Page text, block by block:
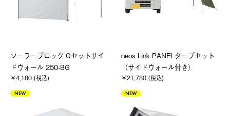
ソーラーブロック Qセットサイ
ドウォール 250-BG
￥4,180 (税込)
neos Link PANELタープセット
（サイドウォール付き）
￥21,780 (税込)
NEW NEW